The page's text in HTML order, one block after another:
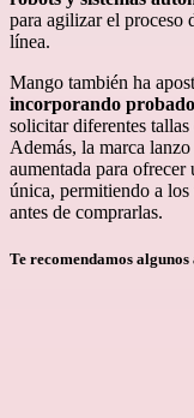
para agilizar el proceso
línea.
Mango también ha
incorporando
solicitar diferentes
Además, la marca
aumentada para
única, permitiendo a
antes de comprarlas.
Te recomendamos